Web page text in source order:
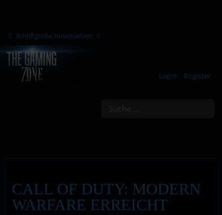
Schriftgröße zurücksetzen
Login Register
CALL OF DUTY: MODERN
WARFARE ERREICHT